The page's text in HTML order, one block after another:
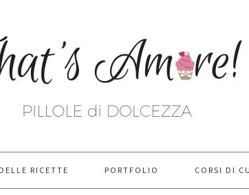
RICETTE PORTFOLIO CORSI DI